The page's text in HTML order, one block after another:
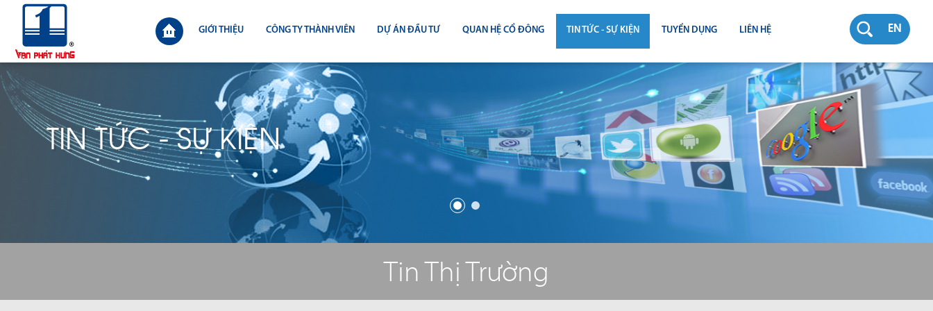
EN
GIỚI THIỆU CÔNG TY THÀNH VIÊN DỰ ÁN ĐẦU TƯ QUAN HỆ CỔ ĐÔNG
ĐẠI HỘI ĐỒNG CỔ ĐÔNG
BÁO CÁO THƯỜNG NIÊN
BÁO CÁO TÀI CHÍNH
TIN TỨC - SỰ KIỆN
TIN THỊ TRƯỜNG
TIN DỰ ÁN
TIN CÔNG TY
TUYỂN DỤNG LIÊN HỆ
TIN TỨC - SỰ KIỆN
Tin Thị Trường